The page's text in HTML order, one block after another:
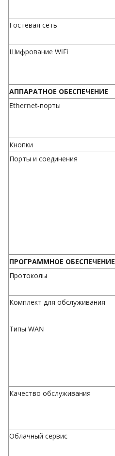
Гостевая сеть
Шифрование WiFi
АППАРАТНОЕ ОБЕСПЕЧЕНИЕ
Ethernet-порты
Кнопки
Порты и соединения
ПРОГРАММНОЕ ОБЕСПЕЧЕНИЕ
Протоколы
Комплект для обслуживания
Типы WAN
Качество обслуживания
Облачный сервис